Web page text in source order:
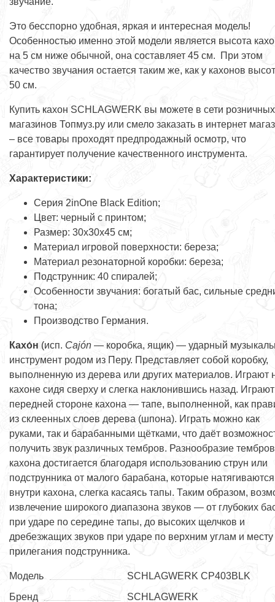
Это бесспорно удобная, яркая и интересная модель!
Особенностью именно этой модели является высота
на 5 см ниже обычной, она составляет 45 см. При этом
качество звучания остается таким же, как у кахонов
50 см.
Купить кахон SCHLAGWERK вы можете в сети розничных
магазинов Топмуз.ру или смело заказать в интернет
– все товары проходят предпродажный осмотр, что
гарантирует получение качественного инструмента.
Характеристики:
Серия 2inOne Black Edition;
Цвет: черный с принтом;
Размер: 30х30х45 см;
Материал игровой поверхности: береза;
Материал резонаторной коробки: береза;
Подструнник: 40 спиралей;
Особенности звучания: богатый бас, сильные
тона;
Производство Германия.
Кахо́н (исп. Cajón — коробка, ящик) — ударный
инструмент родом из Перу. Представляет собой коробку,
выполненную из дерева или других материалов. Играют
кахоне сидя сверху и слегка наклонившись назад.
передней стороне кахона — тапе, выполненной, как
из склеенных слоев дерева (шпона). Играть можно как
руками, так и барабанными щётками, что даёт
получить звук различных тембров. Разнообразие тембров
кахона достигается благодаря использованию струн или
подструнника от малого барабана, которые натягиваются
внутри кахона, слегка касаясь тапы. Таким образом,
извлечение широкого диапазона звуков — от глубоких
при ударе по середине тапы, до высоких щелчков и
дребезжащих звуков при ударе по верхним углам и месту
прилегания подструнника.
Модель
SCHLAGWERK CP403BLK
Бренд
SCHLAGWERK